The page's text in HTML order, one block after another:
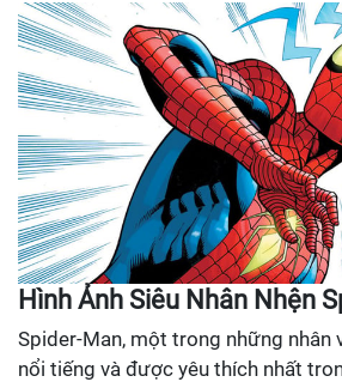
Hình Ảnh Siêu Nhân Nhện
Spider-Man, một trong những nhân
nổi tiếng và được yêu thích nhất